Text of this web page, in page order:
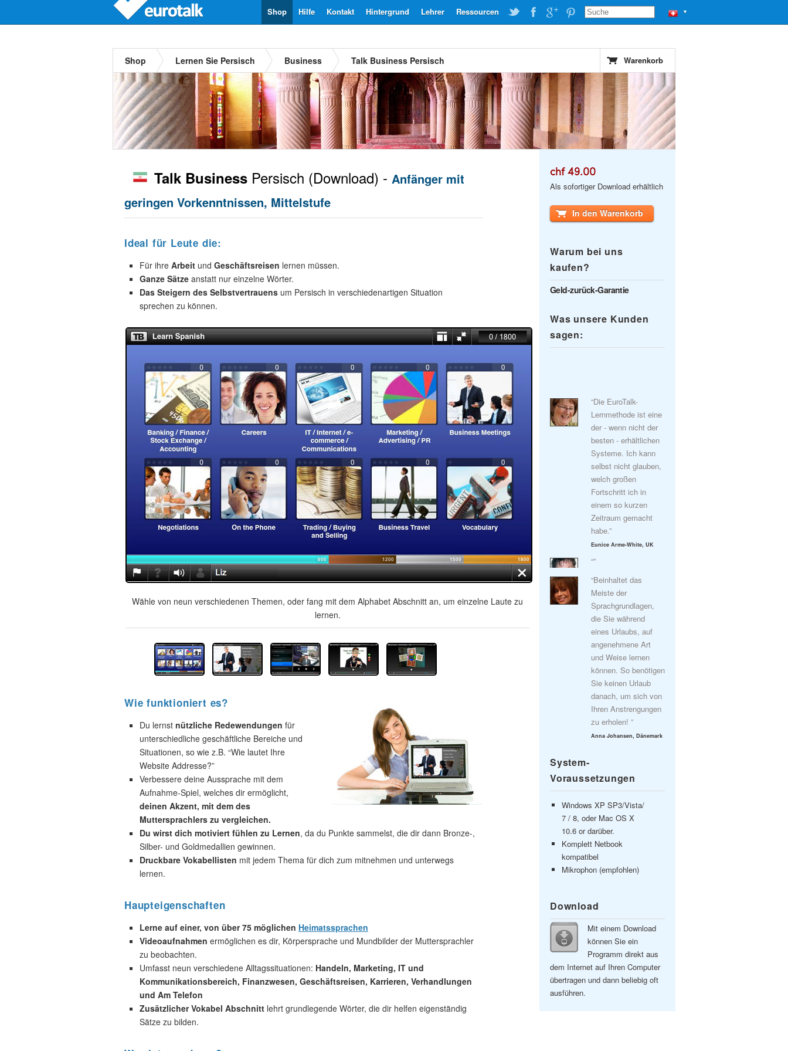
▼
Ressourcen
Lehrer
Hintergrund
Kontakt
Hilfe
Shop
Shop Lernen Sie Persisch Business Talk Business Persisch Warenkorb
Talk Business Persisch (Download) - Anfänger mit
geringen Vorkenntnissen, Mittelstufe
Ideal für Leute die:
Für ihre Arbeit und Geschäftsreisen lernen müssen.
Ganze Sätze anstatt nur einzelne Wörter.
Das Steigern des Selbstvertrauens um Persisch in verschiedenartigen Situation
sprechen zu können.
Wähle von neun verschiedenen Themen, oder fang mit dem Alphabet Abschnitt an, um einzelne Laute zu
lernen.
Wie funktioniert es?
Du lernst nützliche Redewendungen für
unterschiedliche geschäftliche Bereiche und
Situationen, so wie z.B. “Wie lautet Ihre
Website Addresse?”
Verbessere deine Aussprache mit dem
Aufnahme-Spiel, welches dir ermöglicht,
deinen Akzent, mit dem des
Muttersprachlers zu vergleichen.
Du wirst dich motiviert fühlen zu Lernen, da du Punkte sammelst, die dir dann Bronze-,
Silber- und Goldmedallien gewinnen.
Druckbare Vokabellisten mit jedem Thema für dich zum mitnehmen und unterwegs
lernen.
Haupteigenschaften
Lerne auf einer, von über 75 möglichen Heimatssprachen
Videoaufnahmen ermöglichen es dir, Körpersprache und Mundbilder der Muttersprachler
zu beobachten.
Umfasst neun verschiedene Alltagssituationen: Handeln, Marketing, IT und
Kommunikationsbereich, Finanzwesen, Geschäftsreisen, Karrieren, Verhandlungen
und Am Telefon
Zusätzlicher Vokabel Abschnitt lehrt grundlegende Wörter, die dir helfen eigenständig
Sätze zu bilden.
chf 49.00
Als sofortiger Download erhältlich
In den Warenkorb
Warum bei uns
kaufen?
Geld-zurück-Garantie
Was unsere Kunden
sagen:
“Die EuroTalk-
Lernmethode ist eine
der - wenn nicht der
besten - erhältlichen
Systeme. Ich kann
selbst nicht glauben,
welch großen
Fortschritt ich in
einem so kurzen
Zeitraum gemacht
habe.”
Eunice Arme-White, UK
“”
“Beinhaltet das
Meiste der
Sprachgrundlagen,
die Sie während
eines Urlaubs, auf
angenehmene Art
und Weise lernen
können. So benötigen
Sie keinen Urlaub
danach, um sich von
Ihren Anstrengungen
zu erholen! ”
Anna Johansen, Dänemark
System-
Voraussetzungen
Windows XP SP3/Vista/
7 / 8, oder Mac OS X
10.6 or darüber.
Komplett Netbook
kompatibel
Mikrophon (empfohlen)
Download
Mit einem Download
können Sie ein
Programm direkt aus
dem Internet auf Ihren Computer
übertragen und dann beliebig oft
ausführen.